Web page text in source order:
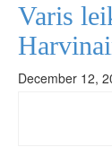
Varis
December 12,